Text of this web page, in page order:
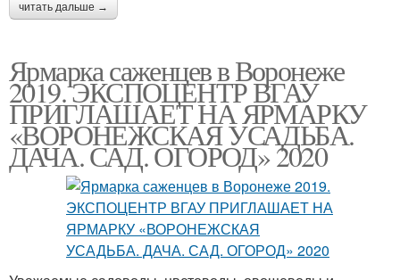
читать дальше →
Ярмарка саженцев в Воронеже
2019. ЭКСПОЦЕНТР ВГАУ
ПРИГЛАШАЕТ НА ЯРМАРКУ
«ВОРОНЕЖСКАЯ УСАДЬБА.
ДАЧА. САД. ОГОРОД» 2020